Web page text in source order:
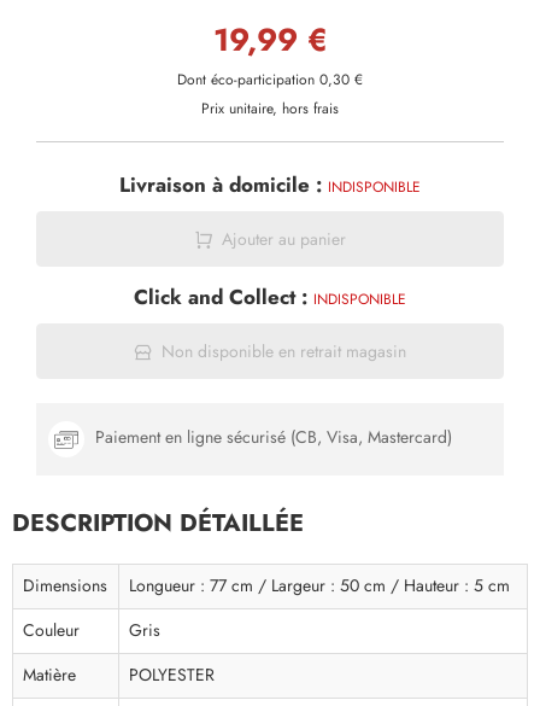
19,99 €
Dont éco-participation 0,30 €
Prix unitaire, hors frais
Livraison à domicile : INDISPONIBLE
Ajouter au panier
Click and Collect : INDISPONIBLE
Non disponible en retrait magasin
Paiement en ligne sécurisé (CB, Visa, Mastercard)
DESCRIPTION DÉTAILLÉE
Dimensions
Longueur : 77 cm / Largeur : 50 cm / Hauteur : 5 cm
Couleur
Gris
Matière
POLYESTER